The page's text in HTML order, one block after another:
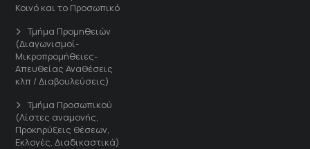
Κοινό και το Προσωπικό
Τμήμα Προμηθειών
(Διαγωνισμοί-
Μικροπρομήθειες-
Απευθείας Αναθέσεις
κλπ / Διαβουλεύσεις)
Τμήμα Προσωπικού
(Λίστες αναμονής,
Προκηρύξεις θέσεων,
Εκλογές, Διαδικαστικά)